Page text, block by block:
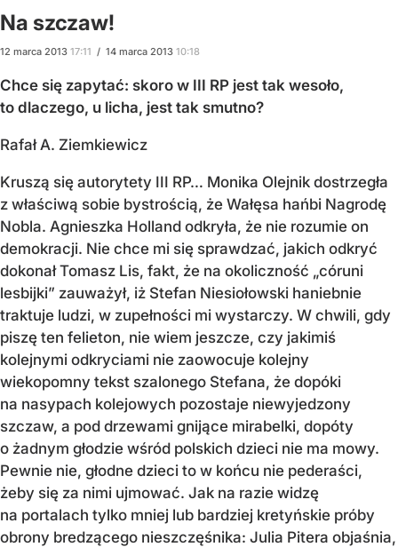
Na szczaw!
12 marca 2013 17:11 / 14 marca 2013 10:18
Chce się zapytać: skoro w III RP jest tak wesoło,
to dlaczego, u licha, jest tak smutno?
Rafał A. Ziemkiewicz
Kruszą się autorytety III RP… Monika Olejnik dostrzegła
z właściwą sobie bystrością, że Wałęsa hańbi Nagrodę
Nobla. Agnieszka Holland odkryła, że nie rozumie on
demokracji. Nie chce mi się sprawdzać, jakich odkryć
dokonał Tomasz Lis, fakt, że na okoliczność „córuni
lesbijki” zauważył, iż Stefan Niesiołowski haniebnie
traktuje ludzi, w zupełności mi wystarczy. W chwili, gdy
piszę ten felieton, nie wiem jeszcze, czy jakimiś
kolejnymi odkryciami nie zaowocuje kolejny
wiekopomny tekst szalonego Stefana, że dopóki
na nasypach kolejowych pozostaje niewyjedzony
szczaw, a pod drzewami gnijące mirabelki, dopóty
o żadnym głodzie wśród polskich dzieci nie ma mowy.
Pewnie nie, głodne dzieci to w końcu nie pederaści,
żeby się za nimi ujmować. Jak na razie widzę
na portalach tylko mniej lub bardziej kretyńskie próby
obrony bredzącego nieszczęśnika: Julia Pitera objaśnia,